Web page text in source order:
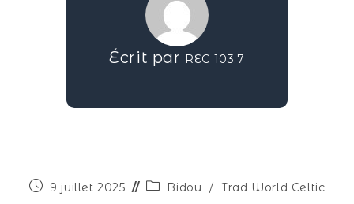
Écrit par REC 103.7
9 juillet 2025 Bidou / Trad World Celtic